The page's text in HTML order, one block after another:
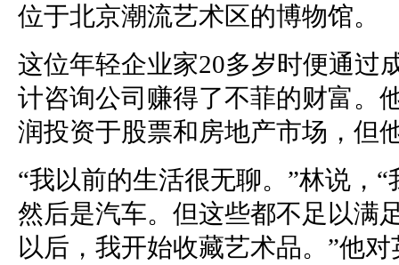
位于北京潮流艺术区的博物馆。
这位年轻企业家20多岁时便通过
计咨询公司赚得了不菲的财富。
润投资于股票和房地产市场，但
“我以前的生活很无聊。”林说，
然后是汽车。但这些都不足以满
以后，我开始收藏艺术品。”他